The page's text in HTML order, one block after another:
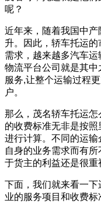
呢？
近年来，随着我国中
升。因此，轿车托运
需求，越来越多汽车
物流平台公司就是其
服务,让整个运输过程
户。
那么，茂名轿车托运
的收费标准无非是按
进行计算。不同的运
自身的业务需求而有
于货主的利益还是很重
下面，我们就来看一
业的服务项目和收费标